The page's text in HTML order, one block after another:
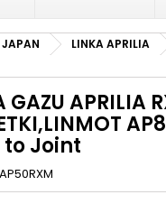
JAPAN
LINKA APRILIA
GAZU APRILIA
to Joint